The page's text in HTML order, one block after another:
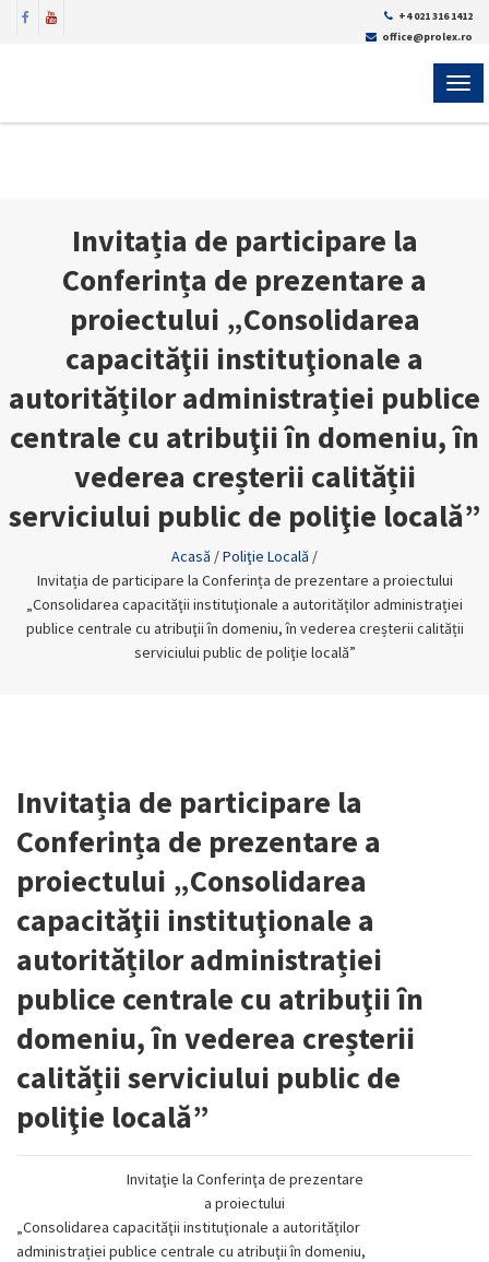
+4 021 316 1412
office@prolex.ro
Invitația de participare la
Conferința de prezentare a
proiectului „Consolidarea
capacităţii instituţionale a
autorităților administrației publice
centrale cu atribuţii în domeniu, în
vederea creșterii calității
serviciului public de poliţie locală”
Acasă /Poliţie Locală /
Invitația de participare la Conferința de prezentare a proiectului
„Consolidarea capacităţii instituţionale a autorităților administrației
publice centrale cu atribuţii în domeniu, în vederea creșterii calității
serviciului public de poliţie locală”
Invitația de participare la
Conferința de prezentare a
proiectului „Consolidarea
capacităţii instituţionale a
autorităților administrației
publice centrale cu atribuţii în
domeniu, în vederea creșterii
calității serviciului public de
poliţie locală”
Invitaţie la Conferinţa de prezentare
a proiectului
„Consolidarea capacităţii instituţionale a autorităților
administrației publice centrale cu atribuţii în domeniu,